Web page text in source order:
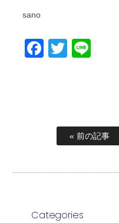
sano
Facebook
Twitter
« 前の記事
Categories